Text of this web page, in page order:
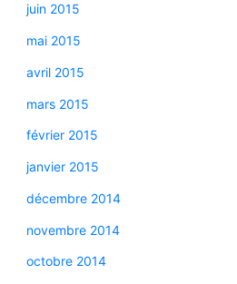
juin 2015
mai 2015
avril 2015
mars 2015
février 2015
janvier 2015
décembre 2014
novembre 2014
octobre 2014